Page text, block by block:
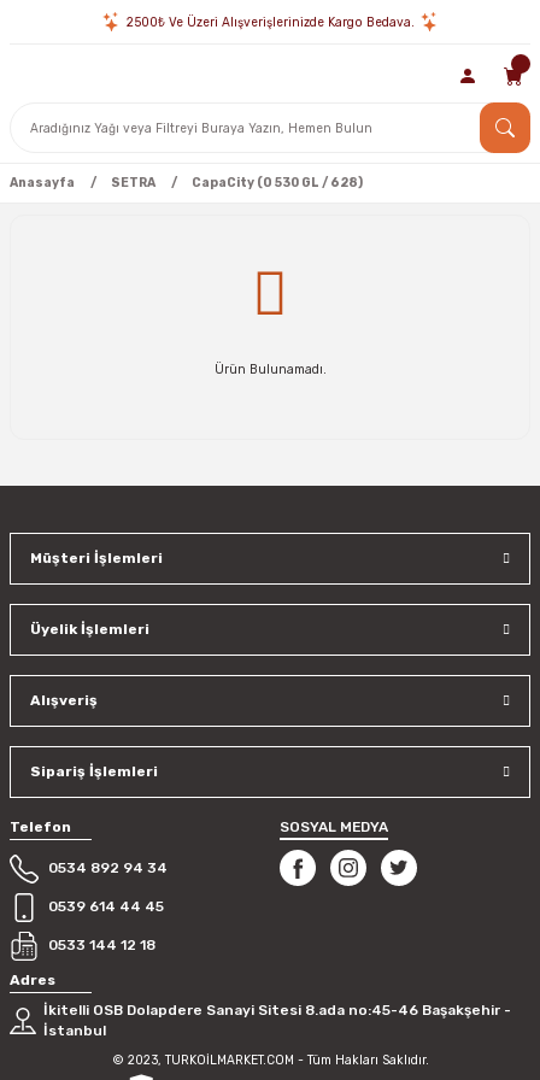
2500₺ Ve Üzeri Alışverişlerinizde Kargo Bedava.
Anasayfa SETRA CapaCity (O 530 GL / 628)
Ürün Bulunamadı.
Müşteri İşlemleri
Üyelik İşlemleri
Alışveriş
Sipariş İşlemleri
Telefon
0534 892 94 34
0539 614 44 45
0533 144 12 18
SOSYAL MEDYA
Adres
İkitelli OSB Dolapdere Sanayi Sitesi 8.ada no:45-46 Başakşehir -
İstanbul
© 2023, TURKOİLMARKET.COM - Tüm Hakları Saklıdır.